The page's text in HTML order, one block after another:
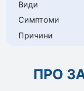
Види
Симптоми
Причини
ПРО